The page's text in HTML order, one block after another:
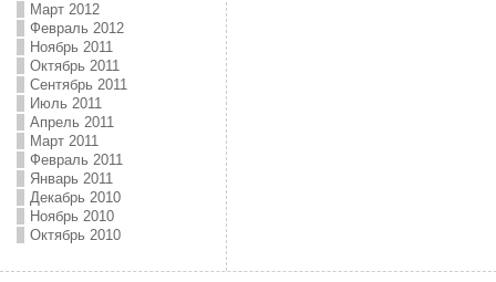
Март 2012
Февраль 2012
Ноябрь 2011
Октябрь 2011
Сентябрь 2011
Июль 2011
Апрель 2011
Март 2011
Февраль 2011
Январь 2011
Декабрь 2010
Ноябрь 2010
Октябрь 2010